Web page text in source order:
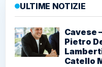
ULTIME NOTIZIE
Cavese
Pietro
Catello